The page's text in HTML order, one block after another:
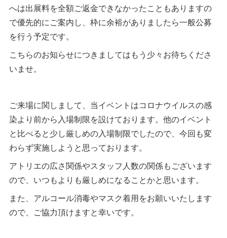
へは出展料を全額ご返金できなかったこともありますの
で優先的にご案内し、枠に余裕がありましたら一般公募
を行う予定です。
こちらのお知らせにつきましてはもう少々お待ちくださ
いませ。
ご来場に関しまして、当イベントはコロナウイルスの感
染より前から入場制限を設けております。他のイベント
と比べると少し厳しめの入場制限でしたので、今回も変
わらず実施しようと思っております。
アトリエの広さ関係やスタッフ人数の関係もございます
ので、いつもよりも厳しめになることかと思います。
また、アルコール消毒やマスク着用をお願いいたします
ので、ご協力頂けますと幸いです。